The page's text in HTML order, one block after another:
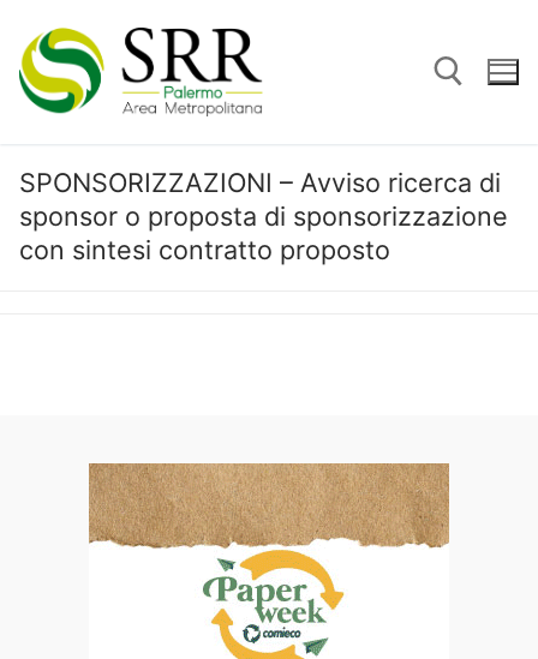
contenuto
Cerca:
SPONSORIZZAZIONI – Avviso ricerca di
sponsor o proposta di sponsorizzazione
con sintesi contratto proposto